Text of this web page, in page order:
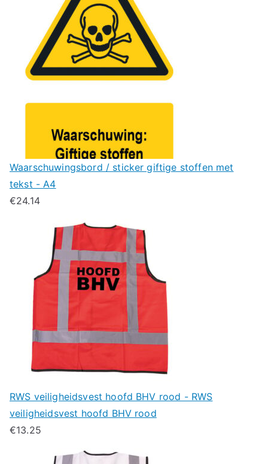
Waarschuwingsbord / sticker giftige stoffen met
tekst - A4
€24.14
RWS veiligheidsvest hoofd BHV rood - RWS
veiligheidsvest hoofd BHV rood
€13.25